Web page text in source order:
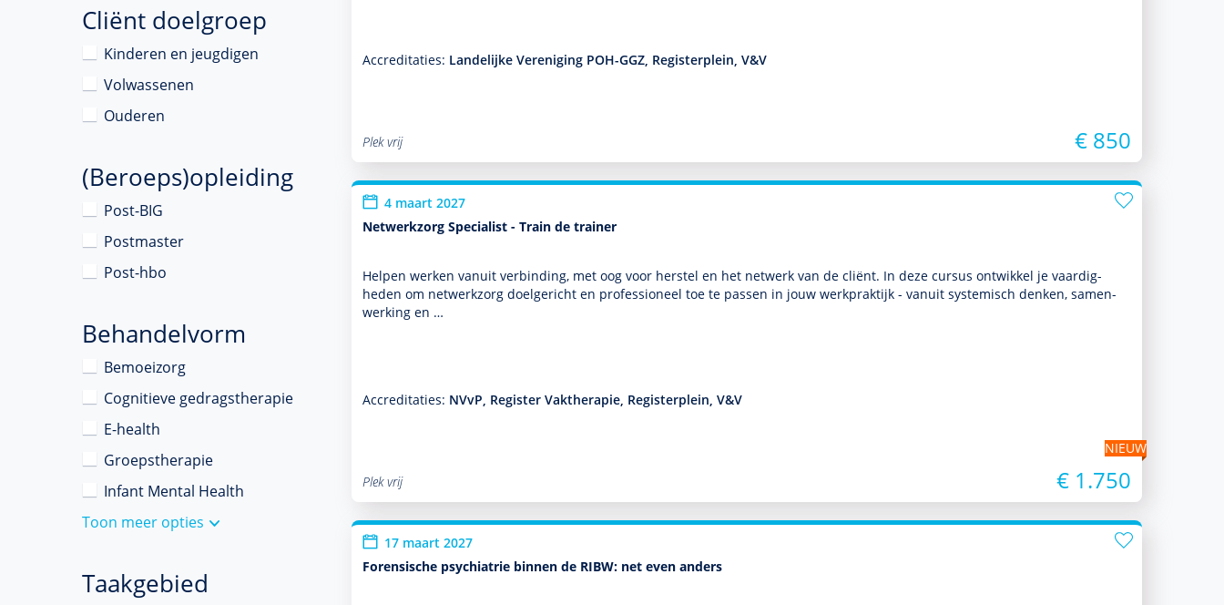
Cliënt doelgroep
Kinderen en jeugdigen
Volwassenen
Ouderen
(Beroeps)opleiding
Post-BIG
Postmaster
Post-hbo
Behandelvorm
Bemoeizorg
Cognitieve gedragstherapie
E-health
Groepstherapie
Infant Mental Health
Toon meer opties
Taakgebied
Accreditaties: Landelijke Vereniging POH-GGZ, Registerplein, V&V
Plek vrij € 850
4 maart 2027
Netwerkzorg Specialist - Train de trainer
Helpen werken vanuit verbinding, met oog voor herstel en het netwerk van de cliënt. In deze cursus ontwik­kel je vaar­dig­
heden om netwerkzorg doelgericht en professioneel toe te passen in jouw werkprak­tijk - vanuit systemisch denken, samen­
wer­king en …
Accreditaties: NVvP, Register Vaktherapie, Registerplein, V&V
NIEUW
Plek vrij
€ 1.750
17 maart 2027
Forensische psychiatrie binnen de RIBW: net even anders